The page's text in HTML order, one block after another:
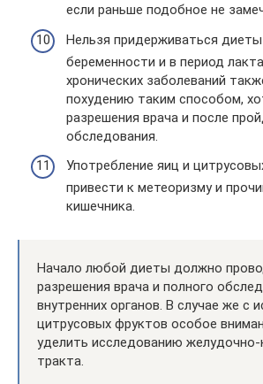
если раньше подобное не
Нельзя придерживаться
беременности и в период
хронических заболеваний
похудению таким способом,
разрешения врача и после
обследования.
Употребление яиц и
привести к метеоризму и
кишечника.
Начало любой диеты должно
разрешения врача и полного
внутренних органов. В случае же с
цитрусовых фруктов особое
уделить исследованию желудочно-
тракта.